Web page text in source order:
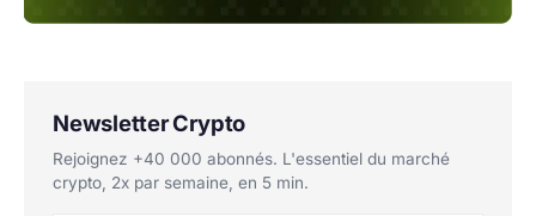
Newsletter Crypto
Rejoignez +40 000 abonnés. L'essentiel du marché
crypto, 2x par semaine, en 5 min.